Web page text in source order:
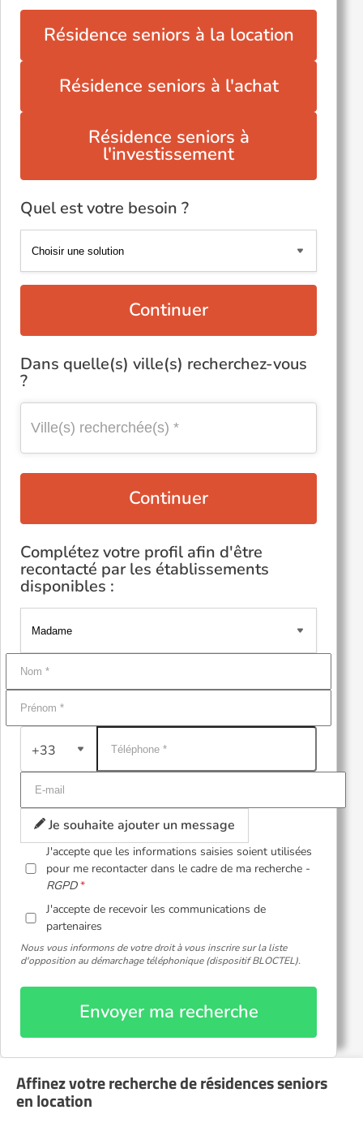
Résidence seniors à la location
Résidence seniors à l'achat
Résidence seniors à
l'investissement
Quel est votre besoin ?
Continuer
Dans quelle(s) ville(s) recherchez-vous
?
Continuer
Complétez votre profil afin d'être
recontacté par les établissements
disponibles :
+33
Je souhaite ajouter un message
J'accepte que les informations saisies soient utilisées
pour me recontacter dans le cadre de ma recherche -
RGPD
J'accepte de recevoir les communications de
partenaires
Nous vous informons de votre droit à vous inscrire sur la liste
d'opposition au démarchage téléphonique (dispositif BLOCTEL).
Envoyer ma recherche
Affinez votre recherche de résidences seniors
en location